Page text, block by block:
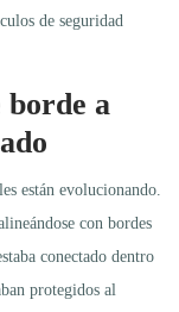
de seguridad
borde a
están evolucionando.
con bordes
conectado dentro
protegidos al